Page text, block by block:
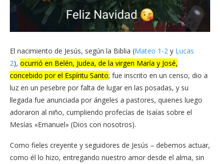
El nacimiento de Jesús, según la Biblia (Mateo 1-2 y Lucas
2), ocurrió en Belén, Judea, de la virgen María y José,
concebido por el Espíritu Santo; fue inscrito en un censo, dio a
luz en un pesebre por falta de lugar en las posadas, y su
llegada fue anunciada por ángeles a pastores, quienes luego
adoraron al niño, cumpliendo profecías de Isaías sobre el
Mesías «Emanuel» (Dios con nosotros).
Como fieles creyente y seguidores de Jesús – debemos actuar,
como él lo hizo, entregando nuestro amor desde el alma, sin